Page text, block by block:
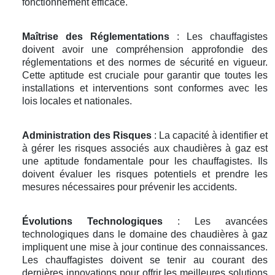
fonctionnement efficace.
Maîtrise des Réglementations : Les chauffagistes
doivent avoir une compréhension approfondie des
réglementations et des normes de sécurité en vigueur.
Cette aptitude est cruciale pour garantir que toutes les
installations et interventions sont conformes avec les
lois locales et nationales.
Administration des Risques : La capacité à identifier et
à gérer les risques associés aux chaudières à gaz est
une aptitude fondamentale pour les chauffagistes. Ils
doivent évaluer les risques potentiels et prendre les
mesures nécessaires pour prévenir les accidents.
Évolutions Technologiques : Les avancées
technologiques dans le domaine des chaudières à gaz
impliquent une mise à jour continue des connaissances.
Les chauffagistes doivent se tenir au courant des